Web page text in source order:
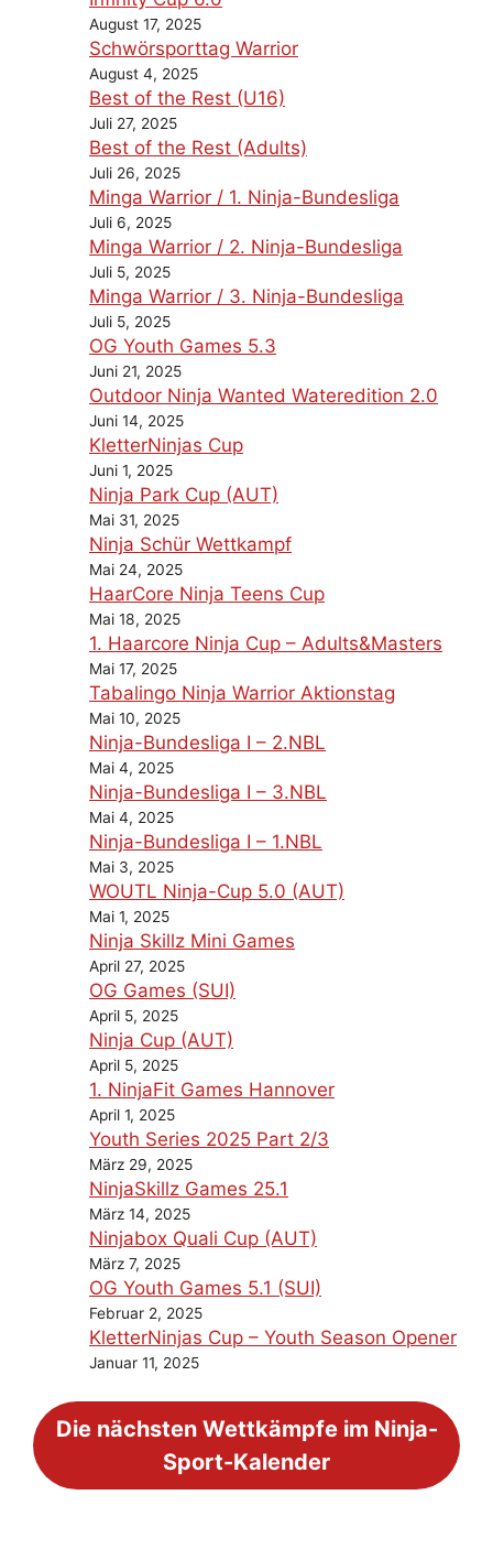
August 17, 2025
Schwörsporttag Warrior
August 4, 2025
Best of the Rest (U16)
Juli 27, 2025
Best of the Rest (Adults)
Juli 26, 2025
Minga Warrior / 1. Ninja-Bundesliga
Juli 6, 2025
Minga Warrior / 2. Ninja-Bundesliga
Juli 5, 2025
Minga Warrior / 3. Ninja-Bundesliga
Juli 5, 2025
OG Youth Games 5.3
Juni 21, 2025
Outdoor Ninja Wanted Wateredition 2.0
Juni 14, 2025
KletterNinjas Cup
Juni 1, 2025
Ninja Park Cup (AUT)
Mai 31, 2025
Ninja Schür Wettkampf
Mai 24, 2025
HaarCore Ninja Teens Cup
Mai 18, 2025
1. Haarcore Ninja Cup – Adults&Masters
Mai 17, 2025
Tabalingo Ninja Warrior Aktionstag
Mai 10, 2025
Ninja-Bundesliga I – 2.NBL
Mai 4, 2025
Ninja-Bundesliga I – 3.NBL
Mai 4, 2025
Ninja-Bundesliga I – 1.NBL
Mai 3, 2025
WOUTL Ninja-Cup 5.0 (AUT)
Mai 1, 2025
Ninja Skillz Mini Games
April 27, 2025
OG Games (SUI)
April 5, 2025
Ninja Cup (AUT)
April 5, 2025
1. NinjaFit Games Hannover
April 1, 2025
Youth Series 2025 Part 2/3
März 29, 2025
NinjaSkillz Games 25.1
März 14, 2025
Ninjabox Quali Cup (AUT)
März 7, 2025
OG Youth Games 5.1 (SUI)
Februar 2, 2025
KletterNinjas Cup – Youth Season Opener
Januar 11, 2025
Die nächsten Wettkämpfe im Ninja-
Sport-Kalender